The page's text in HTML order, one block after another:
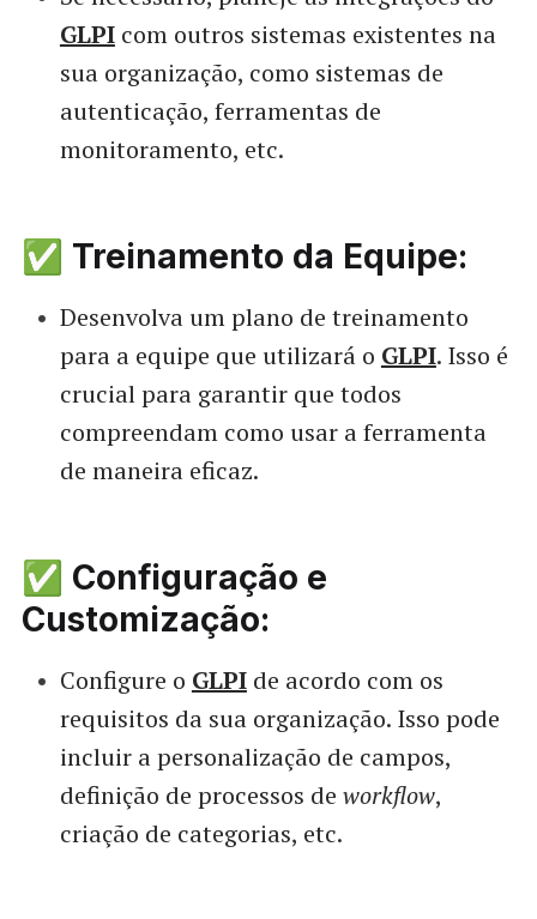
GLPIcom outros sistemas existentes na
sua organização, como sistemas de
autenticação, ferramentas de
monitoramento, etc.
✅ Treinamento da Equipe:
Desenvolva um plano de treinamento
para a equipe que utilizará o GLPI. Isso é
crucial para garantir que todos
compreendam como usar a ferramenta
de maneira eficaz.
✅ Configuração e
Customização:
Configure o GLPIde acordo com os
requisitos da sua organização. Isso pode
incluir a personalização de campos,
definição de processos de workflow,
criação de categorias, etc.